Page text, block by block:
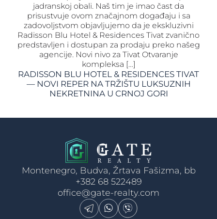
jadranskoj obali. Naš tim je imao čast da
prisustvuje ovom značajnom događaju i sa
zadovoljstvom objavljujemo da je ekskluzivni
Radisson Blu Hotel & Residences Tivat zvanično
predstavljen i dostupan za prodaju preko našeg
agencije. Novi nivo za Tivat Otvaranje
kompleksa […]
RADISSON BLU HOTEL & RESIDENCES TIVAT
— NOVI REPER NA TRŽIŠTU LUKSUZNIH
NEKRETNINA U CRNOJ GORI
Montenegro, Budva, Žrtava Fašizma, bb
+382 68 522489
office@gate-realty.com